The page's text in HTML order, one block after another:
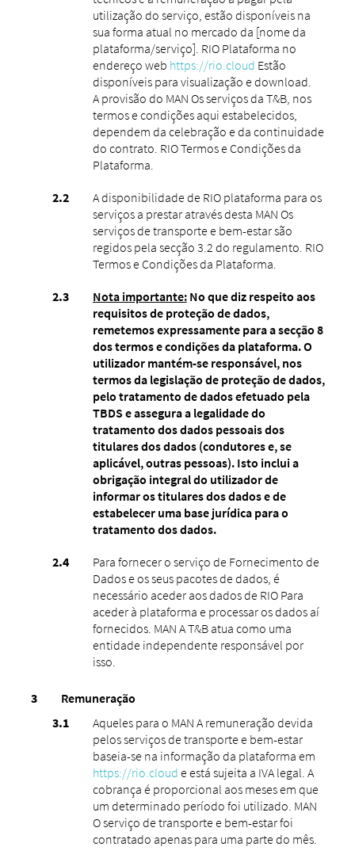
utilização do serviço, estão disponíveis na
sua forma atual no mercado da [nome da
plataforma/serviço]. RIO Plataforma no
endereço web https://rio.cloud Estão
disponíveis para visualização e download.
A provisão do MAN Os serviços da T&B, nos
termos e condições aqui estabelecidos,
dependem da celebração e da continuidade
do contrato. RIO Termos e Condições da
Plataforma.
A disponibilidade de RIO plataforma para os
serviços a prestar através desta MAN Os
serviços de transporte e bem-estar são
regidos pela secção 3.2 do regulamento. RIO
Termos e Condições da Plataforma.
Nota importante: No que diz respeito aos
requisitos de proteção de dados,
remetemos expressamente para a secção 8
dos termos e condições da plataforma. O
utilizador mantém-se responsável, nos
termos da legislação de proteção de dados,
pelo tratamento de dados efetuado pela
TBDS e assegura a legalidade do
tratamento dos dados pessoais dos
titulares dos dados (condutores e, se
aplicável, outras pessoas). Isto inclui a
obrigação integral do utilizador de
informar os titulares dos dados e de
estabelecer uma base jurídica para o
tratamento dos dados.
Para fornecer o serviço de Fornecimento de
Dados e os seus pacotes de dados, é
necessário aceder aos dados de RIO Para
aceder à plataforma e processar os dados aí
fornecidos. MAN A T&B atua como uma
entidade independente responsável por
isso.
Remuneração
Aqueles para o MAN A remuneração devida
pelos serviços de transporte e bem-estar
baseia-se na informação da plataforma em
https://rio.cloud e está sujeita a IVA legal. A
cobrança é proporcional aos meses em que
um determinado período foi utilizado. MAN
O serviço de transporte e bem-estar foi
contratado apenas para uma parte do mês.